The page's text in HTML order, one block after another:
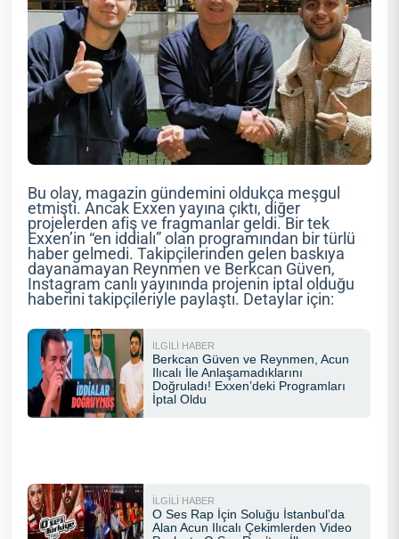
Bu olay, magazin gündemini oldukça meşgul
etmişti. Ancak Exxen yayına çıktı, diğer
projelerden afiş ve fragmanlar geldi. Bir tek
Exxen’in “en iddialı” olan programından bir türlü
haber gelmedi. Takipçilerinden gelen baskıya
dayanamayan Reynmen ve Berkcan Güven,
Instagram canlı yayınında projenin iptal olduğu
haberini takipçileriyle paylaştı. Detaylar için: